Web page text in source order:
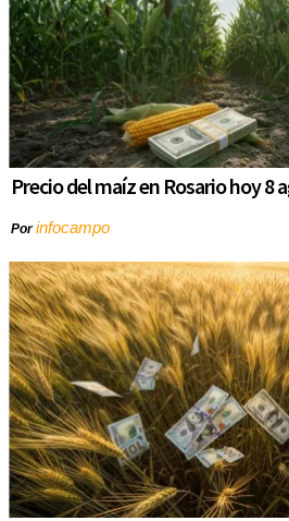
Precio del maíz en Rosario hoy 8
Porinfocampo